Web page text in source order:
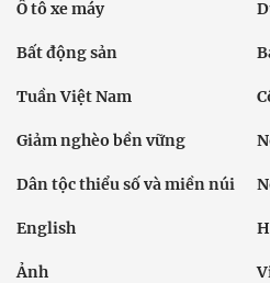
Ô tô xe máy
Bất động sản
Tuần Việt Nam
Giảm nghèo bền vững
Dân tộc thiểu số và miền núi
English
Ảnh